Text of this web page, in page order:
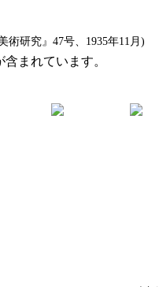
研究』47号、1935年11月)
まれています。